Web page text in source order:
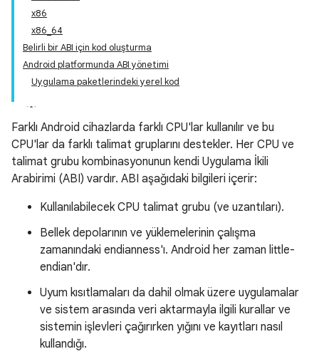
x86
x86_64
Belirli bir ABI için kod oluşturma
Android platformunda ABI yönetimi
Uygulama paketlerindeki yerel kod
Farklı Android cihazlarda farklı CPU'lar kullanılır ve bu
CPU'lar da farklı talimat gruplarını destekler. Her CPU ve
talimat grubu kombinasyonunun kendi Uygulama İkili
Arabirimi (ABI) vardır. ABI aşağıdaki bilgileri içerir:
Kullanılabilecek CPU talimat grubu (ve uzantıları).
Bellek depolarının ve yüklemelerinin çalışma
zamanındaki endianness'ı. Android her zaman little-
endian'dır.
Uyum kısıtlamaları da dahil olmak üzere uygulamalar
ve sistem arasında veri aktarmayla ilgili kurallar ve
sistemin işlevleri çağırırken yığını ve kayıtları nasıl
kullandığı.